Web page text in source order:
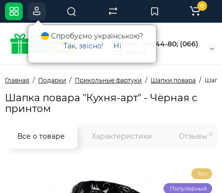
(050) 761-44-80; (066)
0
Главная Подарки Прикольные фартуки Шапки повара
Шапка повара "Кухня-арт" - Чёрная с
принтом
Все о товаре Характеристики Отзывы 0
Топ
Популярный
Спробуємо українською?
Так, звісно!
Ні